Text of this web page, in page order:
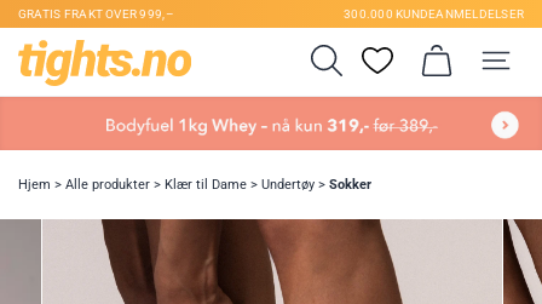
GRATIS FRAKT OVER 999,– 300.000 KUNDEANMELDELSER
Hjem > Alle produkter > Klær til Dame > Undertøy > Sokker